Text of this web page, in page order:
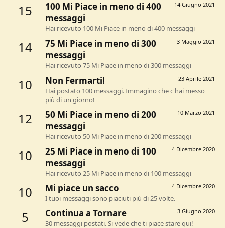
15 14 Giugno 2021
100 Mi Piace in meno di 400
messaggi
Hai ricevuto 100 Mi Piace in meno di 400 messaggi
14 3 Maggio 2021
75 Mi Piace in meno di 300
messaggi
Hai ricevuto 75 Mi Piace in meno di 300 messaggi
10 23 Aprile 2021
Non Fermarti!
Hai postato 100 messaggi. Immagino che c'hai messo
più di un giorno!
12 10 Marzo 2021
50 Mi Piace in meno di 200
messaggi
Hai ricevuto 50 Mi Piace in meno di 200 messaggi
10 4 Dicembre 2020
25 Mi Piace in meno di 100
messaggi
Hai ricevuto 25 Mi Piace in meno di 100 messaggi
10 4 Dicembre 2020
Mi piace un sacco
I tuoi messaggi sono piaciuti più di 25 volte.
5 3 Giugno 2020
Continua a Tornare
30 messaggi postati. Si vede che ti piace stare qui!